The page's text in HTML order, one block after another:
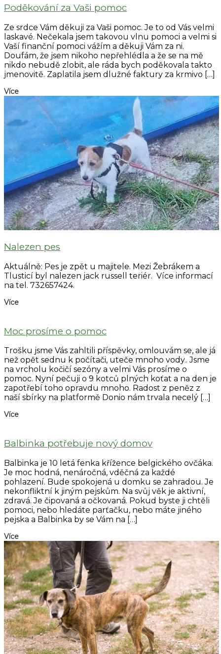
Poděkování za Vaši pomoc
Ze srdce Vám děkuji za Vaši pomoc. Je to od Vás velmi
laskavé. Nečekala jsem takovou vlnu pomoci a velmi si
Vaší finanční pomoci vážím a děkuji Vám za ni.
Doufám, že jsem nikoho nepřehlédla a že se na mě
nikdo nebudě zlobit, ale ráda bych poděkovala takto
jmenovitě. Zaplatila jsem dlužné faktury za krmivo […]
Více
Nalezen pes
Aktuálně: Pes je zpět u majitele. Mezi Žebrákem a
Tlusticí byl nalezen jack russell teriér. Více informací
na tel. 732657424.
Více
Moc prosíme o pomoc
Trošku jsme Vás zahltili příspěvky, omlouvám se, ale já
než opět sednu k počítači, uteče mnoho vody.. Jsme
na vrcholu kočičí sezóny a velmi Vás prosíme o
pomoc. Nyní pečuji o 9 kotců plných koťat a na den je
zapotřebí toho opravdu mnoho. Radost z peněz z
naší sbírky na platformě Donio nám trvala necelý […]
Více
Balbinka potřebuje nový domov
Balbinka je 10 letá fenka křížence belgického ovčáka.
Je moc hodná, nenáročná, vděčná za každé
pohlazení. Bude spokojená u domku se zahradou. Je
nekonfliktní k jiným pejskům. Na svůj věk je aktivní,
zdravá. Je čipovaná a očkovaná. Pokud byste ji chtěli
pomoci, nebo hledáte parťačku, nebo máte jiného
pejska a Balbinka by se Vám na […]
Více